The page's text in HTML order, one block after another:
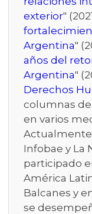
exterior"
Argentina"
años del
Argentina"
Derechos
columnas
en varios
Actualmente
Infobae y La
participado
América
Balcanes y
se